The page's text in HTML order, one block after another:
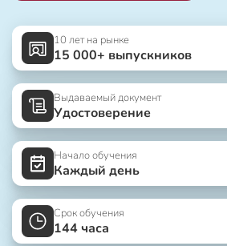
10 лет на рынке
15 000+ выпускников
Выдаваемый документ
Удостоверение
Начало обучения
Каждый день
Срок обучения
144 часа